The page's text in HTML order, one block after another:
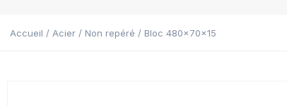
Accueil / Acier / Non repéré / Bloc 480x70x15